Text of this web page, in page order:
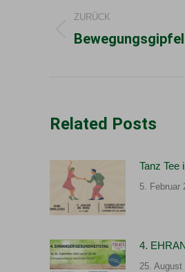
ZURÜCK
Vorheriger
Related Posts
Tanz Tee
5. Februar
4.
25. August